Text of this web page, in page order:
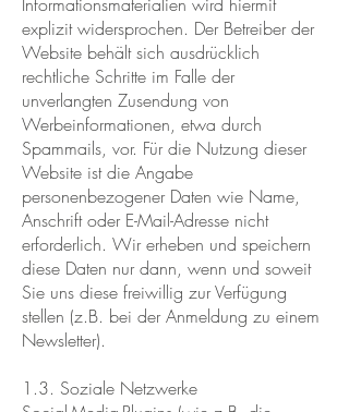
explizit widersprochen. Der Betreiber der
Website behält sich ausdrücklich
rechtliche Schritte im Falle der
unverlangten Zusendung von
Werbeinformationen, etwa durch
Spammails, vor. Für die Nutzung dieser
Website ist die Angabe
personenbezogener Daten wie Name,
Anschrift oder E-Mail-Adresse nicht
erforderlich. Wir erheben und speichern
diese Daten nur dann, wenn und soweit
Sie uns diese freiwillig zur Verfügung
stellen (z.B. bei der Anmeldung zu einem
Newsletter).
1.3. Soziale Netzwerke